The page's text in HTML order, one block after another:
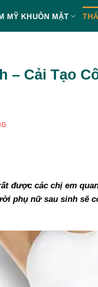
MỸ KHUÔN MẶT
– Cải Tạo
được các chị em
phụ nữ sau sinh sẽ